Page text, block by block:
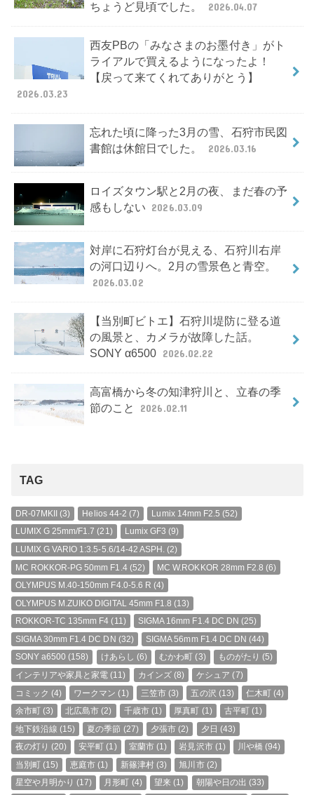
ちょうど見頃でした。
2026.04.07
西友PBの「みなさまのお墨付き」がト
ライアルで買えるようになったよ！
【戻って来てくれてありがとう】
2026.03.23
忘れた頃に降った3月の雪、石狩市民図
書館は休館日でした。
2026.03.16
ロイズタウン駅と2月の夜、まだ春の予
感もしない 2026.03.09
対岸に石狩灯台が見える、石狩川右岸
の河口辺りへ。2月の雪景色と青空。
2026.03.02
【当別町ビトエ】石狩川堤防に登る道
の風景と、カメラが故障した話。
SONY α6500 2026.02.22
高富橋から冬の知津狩川と、立春の季
節のこと
2026.02.11
TAG
DR-07MKII(3) Helios 44-2 (7) Lumix 14mm F2.5 (52)
LUMIX G 25mm/F1.7 (21) Lumix GF3 (9)
LUMIX G VARIO 1:3.5-5.6/14-42 ASPH. (2)
MC ROKKOR-PG 50mm F1.4(52) MC W.ROKKOR 28mm F2.8 (6)
OLYMPUS M.40-150mm F4.0-5.6 R (4)
OLYMPUS M.ZUIKO DIGITAL 45mm F1.8 (13)
ROKKOR-TC 135mm F4 (11) SIGMA 16mm F1.4 DC DN (25)
SIGMA 30mm F1.4 DC DN (32) SIGMA 56mm F1.4 DC DN (44)
SONY a6500 (158) けあらし (6) むかわ町 (3) ものがたり (5)
インテリアや家具と家電 (11) カインズ(8) ケシュア (7)
コミック (4) ワークマン (1) 三笠市 (3) 五の沢 (13) 仁木町 (4)
余市町(3) 北広島市 (2) 千歳市(1) 厚真町 (1) 古平町 (1)
地下鉄沿線 (15) 夏の季節 (27) 夕張市 (2) 夕日 (43)
夜の灯り (20) 安平町 (1) 室蘭市(1) 岩見沢市(1) 川や橋 (94)
当別町(15) 恵庭市 (1) 新篠津村(3) 旭川市(2)
星空や月明かり (17) 月形町 (4) 望来 (1) 朝陽や日の出 (33)